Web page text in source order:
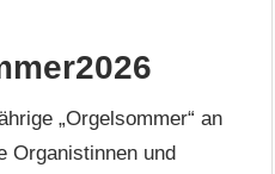
„Orgelsommer“ an
Organistinnen und